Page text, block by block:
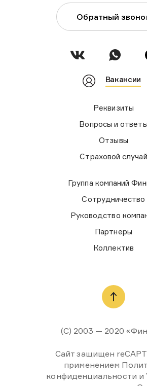
Вакансии
Реквизиты
Вопросы и ответы
Отзывы
Страховой случай
Группа компаний
Сотрудничество
Руководство
Партнеры
Коллектив
Обратный
(С) 2003 — 2020
Сайт защищен
применением
конфиденциальности и